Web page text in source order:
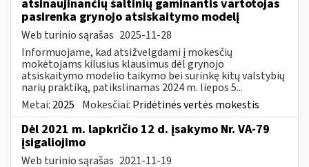
atsinaujinančių šaltinių gaminantis vartotojas
pasirenka grynojo atsiskaitymo modelį
Web turinio sąrašas 2025-11-28
Informuojame, kad atsižvelgdami į mokesčių
mokėtojams kilusius klausimus dėl grynojo
atsiskaitymo modelio taikymo bei surinkę kitų valstybių
narių praktiką, patikslinamas 2024 m. liepos 5...
Metai: 2025 Mokesčiai: Pridėtinės vertės mokestis
Dėl 2021 m. lapkričio 12 d. įsakymo Nr. VA-79
įsigaliojimo
Web turinio sąrašas 2021-11-19